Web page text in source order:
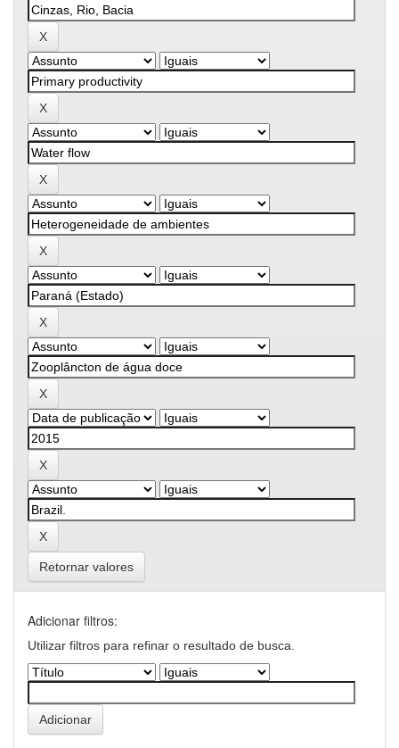
Retornar valores
Adicionar filtros:
Utilizar filtros para refinar o resultado de busca.